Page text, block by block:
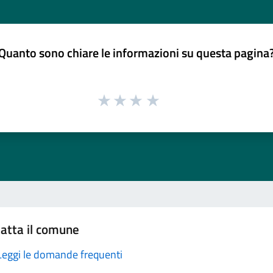
sono chiare le informazioni su questa
il comune
le domande frequenti